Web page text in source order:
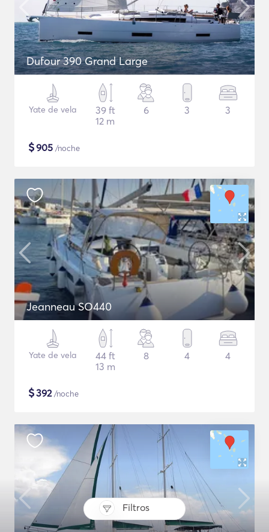
Filtros
Dufour 390 Grand Large
Yate de vela
39 ft
12 m
6 3 3
$905 /noche
Jeanneau SO440
Yate de vela
44 ft
13 m
8 4 4
$392/noche